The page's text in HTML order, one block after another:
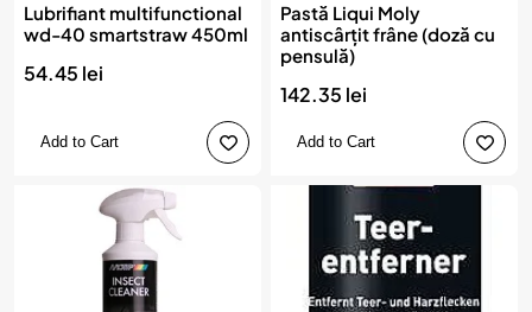
Lubrifiant multifunctional
wd-40 smartstraw 450ml
54.45 lei
Add to Cart
Pastă Liqui Moly
antiscârțit frâne (doză cu
pensulă)
142.35 lei
Add to Cart